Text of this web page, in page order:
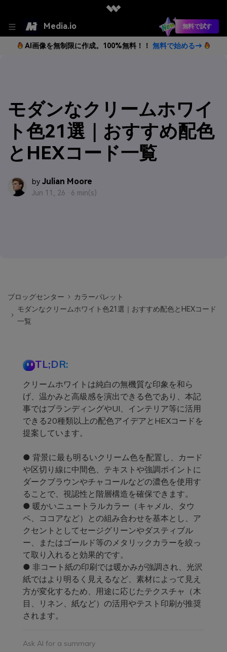
Media.io 無料で試す
AI画像を無制限に作成。100%無料！！ 無料で始める→
モダンなクリームホワイ
ト色21選｜おすすめ配色
とHEXコード一覧
by Julian Moore
Jun 11, 26 · 6 min(s)
ブロッグセンター
カラーパレット
モダンなクリームホワイト色21選｜おすすめ配色とHEXコード
一覧
TL;DR:
クリームホワイトは純白の無機質な印象を和ら
げ、温かみと高級感を演出できる色であり、本記
事ではブランディングやUI、インテリア等に活用
できる20種類以上の配色アイデアとHEXコードを
提案しています。
● 背景に最も明るいクリーム色を配置し、カード
や区切り線に中間色、テキストや強調ポイントに
ダークブラウンやチャコールなどの濃色を使用す
ることで、視認性と階層構造を確保できます。
● 暖かいニュートラルカラー（キャメル、タウ
ペ、ココアなど）との組み合わせを基本とし、ア
クセントとしてセージグリーンやダスティブル
ー、またはゴールド等のメタリックカラーを絞っ
て取り入れると効果的です。
● 非コート紙の印刷では暖かみが強調され、光沢
紙ではより明るく見えるなど、素材によって見え
方が変化するため、用途に応じたテクスチャ（木
目、リネン、紙など）の活用やテスト印刷が推奨
されます。
Ask AI for a summary